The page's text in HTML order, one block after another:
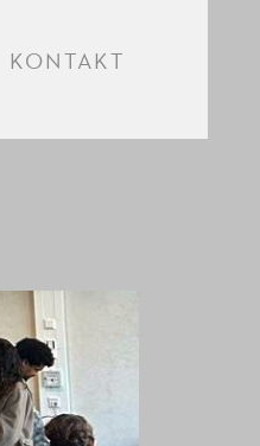
KONTAKT